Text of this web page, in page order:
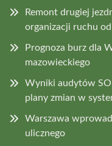
Remont drugiej
organizacji ruchu
Prognoza burz dla
mazowieckiego
Wyniki audytów
plany zmian w
Warszawa
ulicznego